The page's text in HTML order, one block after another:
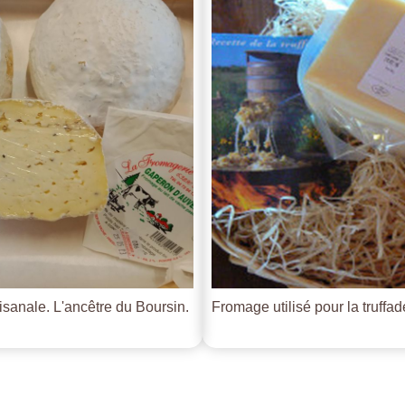
L'ancêtre du Boursin. Fromage utilisé pour la